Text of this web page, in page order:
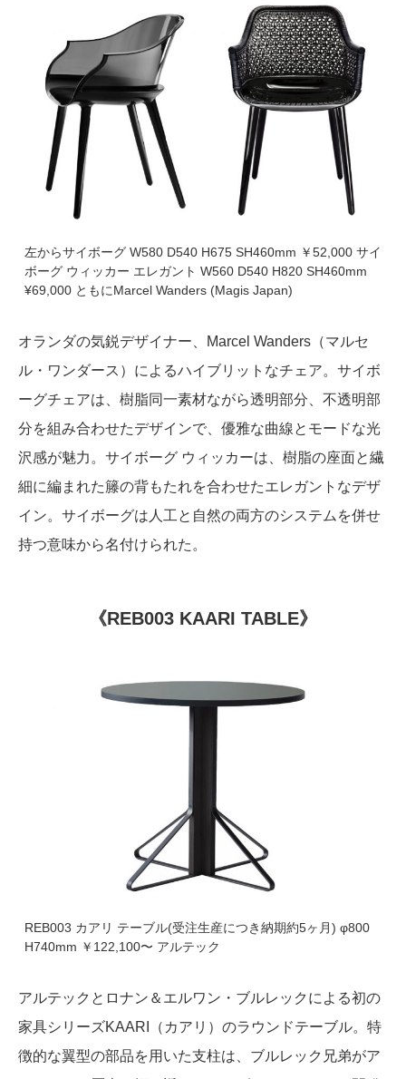
左からサイボーグ W580 D540 H675 SH460mm ￥52,000 サイ
ボーグ ウィッカー エレガント W560 D540 H820 SH460mm
¥69,000 ともにMarcel Wanders (Magis Japan)
オランダの気鋭デザイナー、Marcel Wanders（マルセ
ル・ワンダース）によるハイブリットなチェア。サイボ
ーグチェアは、樹脂同一素材ながら透明部分、不透明部
分を組み合わせたデザインで、優雅な曲線とモードな光
沢感が魅力。サイボーグ ウィッカーは、樹脂の座面と繊
細に編まれた籐の背もたれを合わせたエレガントなデザ
イン。サイボーグは人工と自然の両方のシステムを併せ
持つ意味から名付けられた。
《REB003 KAARI TABLE》
REB003 カアリ テーブル(受注生産につき納期約5ヶ月) φ800
H740mm ￥122,100〜 アルテック
アルテックとロナン＆エルワン・ブルレックによる初の
家具シリーズKAARI（カアリ）のラウンドテーブル。特
徴的な翼型の部品を用いた支柱は、ブルレック兄弟がア